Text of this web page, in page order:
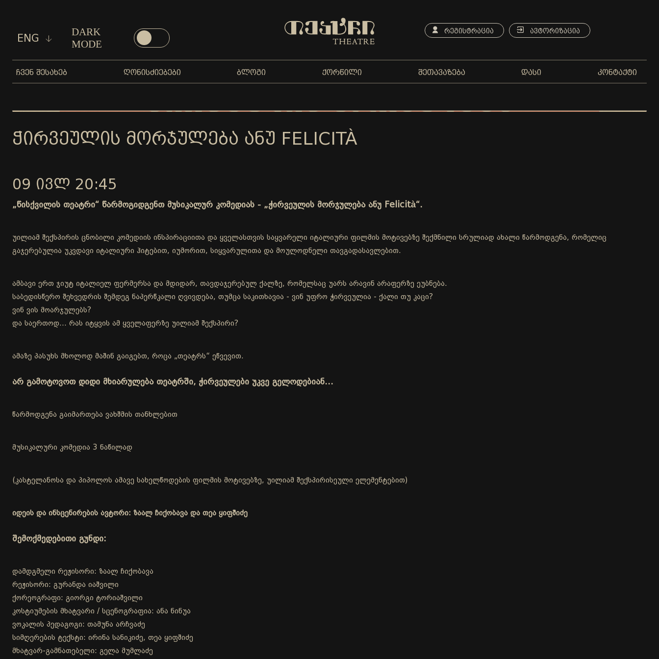
ENG
DARK
MODE
ᲠᲔᲒᲘᲡᲢᲠᲐᲪᲘᲐ ᲐᲕᲢᲝᲠᲘᲖᲐᲪᲘᲐ
ᲩᲕᲔᲜ ᲨᲔᲡᲐᲮᲔᲑ ᲦᲝᲜᲘᲡᲫᲘᲔᲑᲔᲑᲘ ᲑᲚᲝᲒᲘ ᲥᲝᲠᲬᲘᲚᲘ ᲨᲔᲗᲐᲕᲐᲖᲔᲑᲐ ᲓᲐᲡᲘ ᲙᲝᲜᲢᲐᲥᲢᲘ
ᲭᲘᲠᲕᲔᲣᲚᲘᲡ ᲛᲝᲠᲯᲣᲚᲔᲑᲐ ᲐᲜᲣ FELICITÀ
09 ᲘᲕᲚ 20:45
„წისქვილის თეატრი“ წარმოგიდგენთ მუსიკალურ კომედიას - „ჭირვეულის მორჯულება ანუ Felicità“.
უილიამ შექსპირის ცნობილი კომედიის ინსპირაციითა და ყველასთვის საყვარელი იტალიური ფილმის მოტივებზე შექმნილი სრულიად ახალი წარმოდგენა, რომელიც
გაჯერებულია უკვდავი იტალიური ჰიტებით, იუმორით, სიყვარულითა და მოულოდნელი თავგადასავლებით.
ამბავი ერთ ჯიუტ იტალიელ ფერმერსა და მდიდარ, თავდაჯერებულ ქალზე, რომელსაც უარს არავინ არაფერზე ეუბნება.
საბედისწერო შეხვედრის შემდეგ ნაპერწკალი ღვივდება, თუმცა საკითხავია - ვინ უფრო ჭირვეულია - ქალი თუ კაცი?
ვინ ვის მოარჯულებს?
და საერთოდ… რას იტყვის ამ ყველაფერზე უილიამ შექსპირი?
ამაზე პასუხს მხოლოდ მაშინ გაიგებთ, როცა „თეატრს“ ეწვევით.
არ გამოტოვოთ დიდი მხიარულება თეატრში, ჭირვეულები უკვე გელოდებიან…
წარმოდგენა გაიმართება ვახშმის თანხლებით
მუსიკალური კომედია 3 ნაწილად
(კასტელანოსა და პიპოლოს ამავე სახელწოდების ფილმის მოტივებზე, უილიამ შექსპირისეული ელემენტებით)
იდეის და ინსცენირების ავტორი: ზაალ ჩიქობავა და თეა ყიფშიძე
შემოქმედებითი გუნდი:
დამდგმელი რეჟისორი: ზაალ ჩიქობავა
რეჟისორი: გურანდა იაშვილი
ქორეოგრაფი: გიორგი ტორიაშვილი
კოსტიუმების მხატვარი / სცენოგრაფია: ანა ნინუა
ვოკალის პედაგოგი: თამუნა არჩვაძე
სიმღერების ტექსტი: ირინა სანიკიძე, თეა ყიფშიძე
მხატვარ-გამნათებელი: გელა მუმლაძე